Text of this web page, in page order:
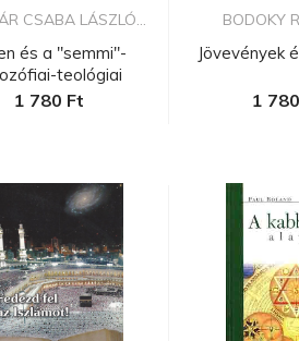
CSABA LÁSZLÓ...
és a "semmi"-
teológiai
tanulmán...
1 780 Ft
BODOKY
Jövevények
1